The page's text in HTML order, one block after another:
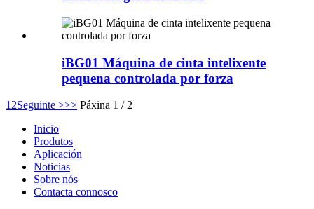
iBG01 Máquina de cinta intelixente
pequena controlada por forza
1 2Seguinte >>> Páxina 1 / 2
Inicio
Produtos
Aplicación
Noticias
Sobre nós
Contacta connosco